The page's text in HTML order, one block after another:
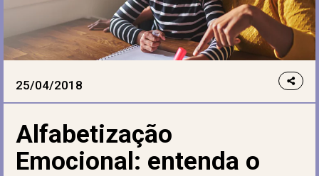
25/04/2018
Alfabetização
Emocional: entenda o